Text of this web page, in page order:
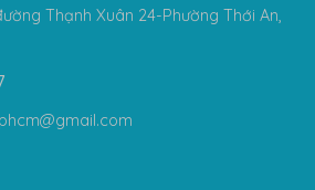
Thạnh Xuân 24-Phường Thới An,